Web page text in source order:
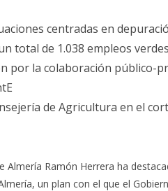
centradas en
total de 1.038 empleos
por la colaboración público-
de Agricultura en el
Almería Ramón Herrera ha
un plan con el que el